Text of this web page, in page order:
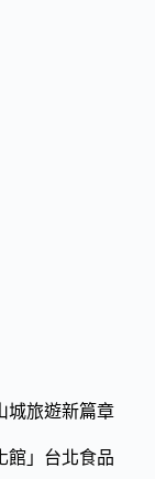
城旅遊新篇章
」台北食品